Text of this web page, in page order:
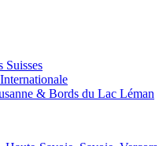
Suisses
& Bords du Lac Léman